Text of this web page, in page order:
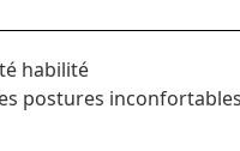
habilité
postures